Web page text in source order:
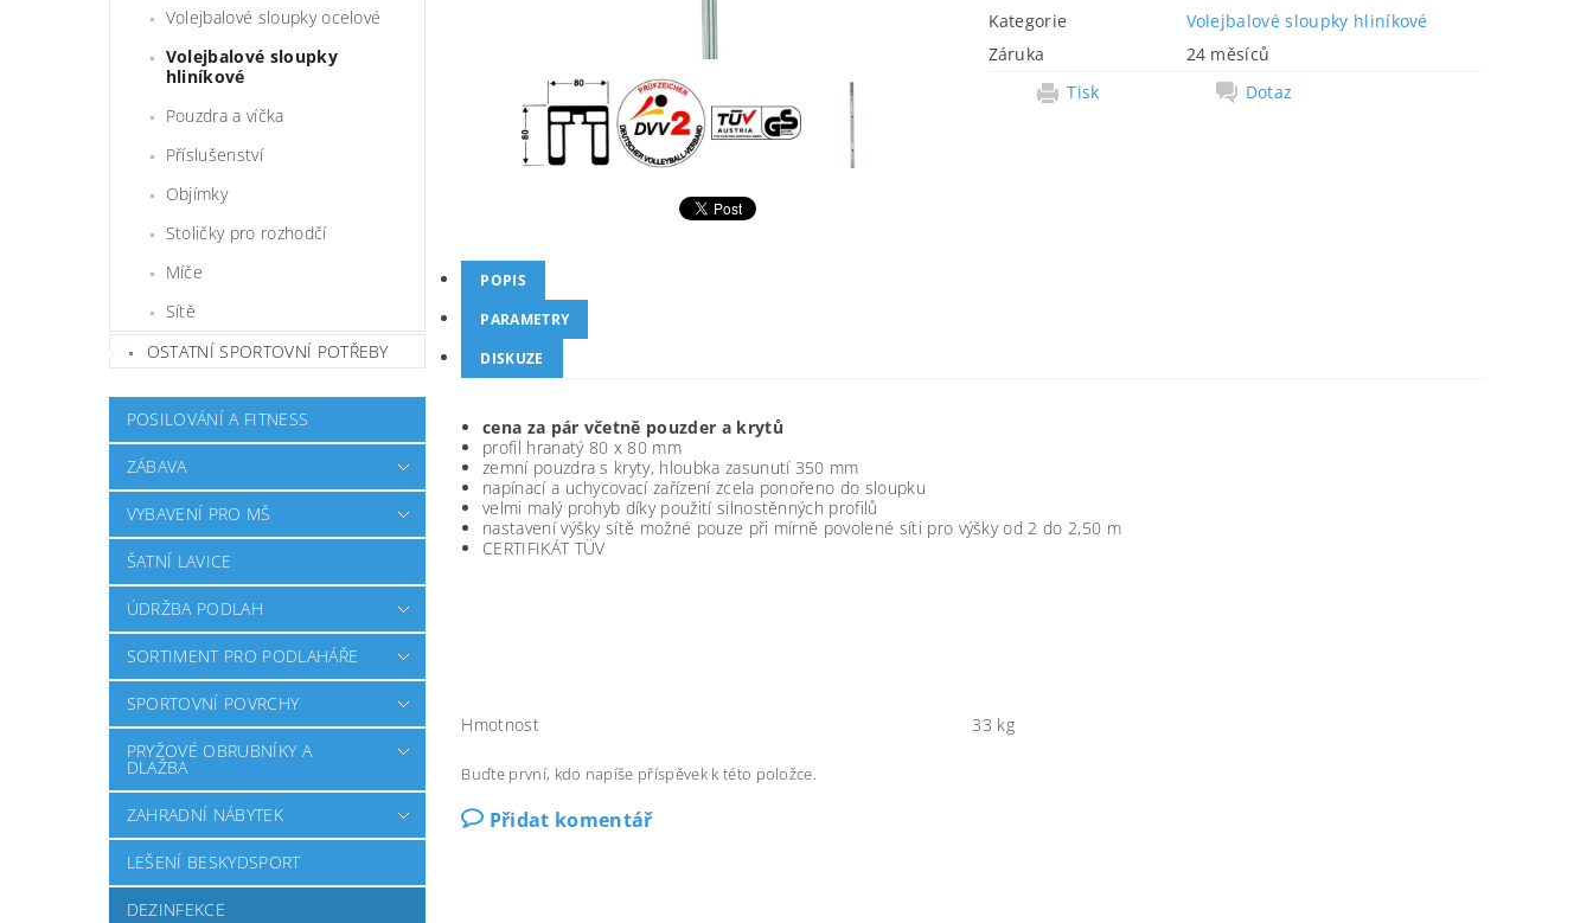
Volejbalové sloupky ocelové
Volejbalové sloupky
hliníkové
Pouzdra a víčka
Příslušenství
Objímky
Stoličky pro rozhodčí
Míče
Sítě
OSTATNÍ SPORTOVNÍ POTŘEBY
POSILOVÁNÍ A FITNESS
ZÁBAVA
VYBAVENÍ PRO MŠ
ŠATNÍ LAVICE
ÚDRŽBA PODLAH
SORTIMENT PRO PODLAHÁŘE
SPORTOVNÍ POVRCHY
PRYŽOVÉ OBRUBNÍKY A
DLAŽBA
ZAHRADNÍ NÁBYTEK
LEŠENÍ BESKYDSPORT
DEZINFEKCE
Kategorie
Volejbalové sloupky hliníkové
Záruka
24 měsíců
Tisk
Dotaz
POPIS
PARAMETRY
DISKUZE
cena za pár včetně pouzder a krytů
profil hranatý 80 x 80 mm
zemní pouzdra s kryty, hloubka zasunutí 350 mm
napínací a uchycovací zařízení zcela ponořeno do sloupku
velmi malý prohyb díky použití silnostěnných profilů
nastavení výšky sítě možné pouze při mírně povolené síti pro výšky od 2 do 2,50 m
CERTIFIKÁT TÜV
Hmotnost 33 kg
Buďte první, kdo napíše příspěvek k této položce.
Přidat komentář